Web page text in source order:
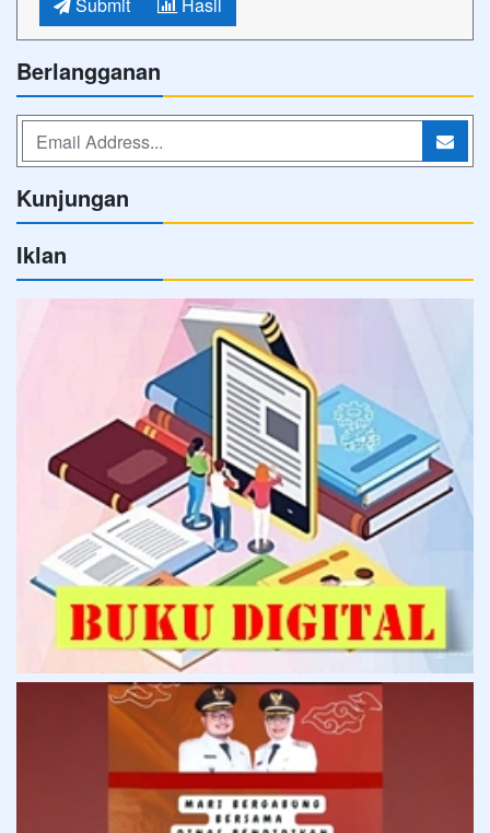
Submit Hasil
Berlangganan
Kunjungan
Iklan